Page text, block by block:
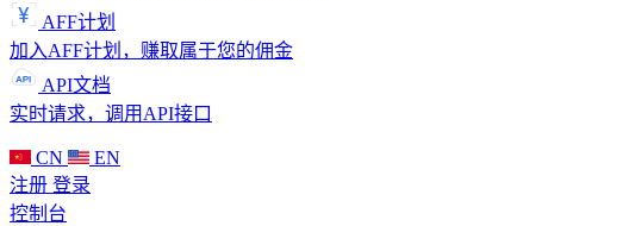
AFF计划
加入AFF计划，赚取属于您的佣金
API文档
实时请求，调用API接口
CN
EN
注册 登录
控制台